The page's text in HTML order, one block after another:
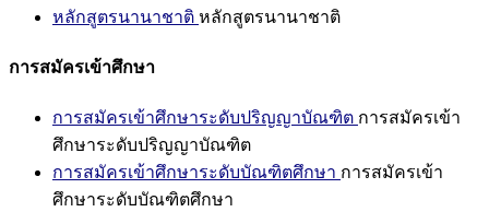
หลักสูตรนานาชาติ หลักสูตรนานาชาติ
การสมัครเข้าศึกษา
การสมัครเข้าศึกษาระดับปริญญาบัณฑิต การสมัครเข้า
ศึกษาระดับปริญญาบัณฑิต
การสมัครเข้าศึกษาระดับบัณฑิตศึกษา การสมัครเข้า
ศึกษาระดับบัณฑิตศึกษา